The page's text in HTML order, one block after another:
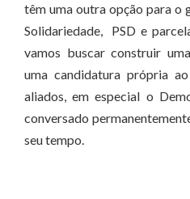
têm uma outra opção para o
Solidariedade, PSD e
vamos buscar construir
uma candidatura própria
aliados, em especial o
conversado
seu tempo.